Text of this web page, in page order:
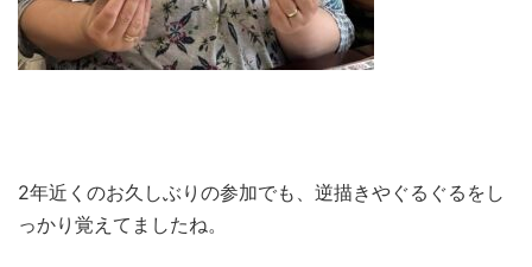
2年近くのお久しぶりの参加でも、逆描きやぐるぐるをし
っかり覚えてましたね。